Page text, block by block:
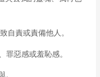
責或責備他人。
惡感或羞恥感。
。